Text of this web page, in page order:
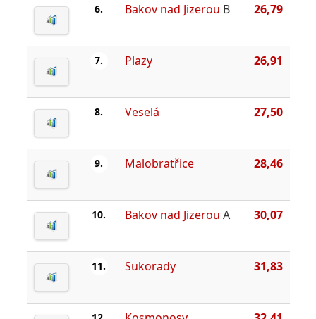
6. Bakov nad Jizerou B 26,79
7. Plazy 26,91
8. Veselá 27,50
9. Malobratřice 28,46
10. Bakov nad Jizerou A 30,07
11. Sukorady 31,83